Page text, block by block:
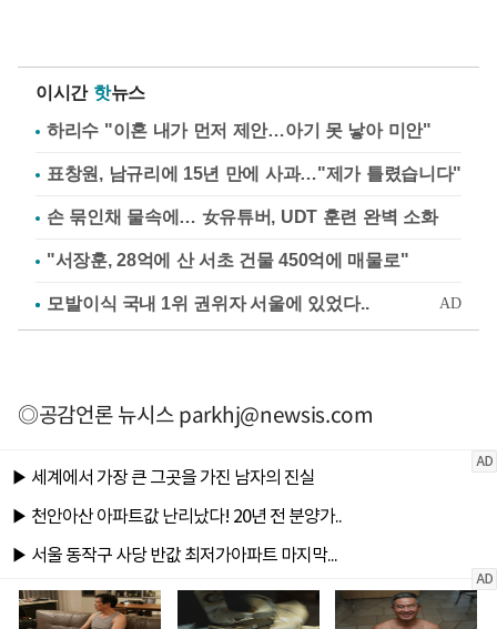
이시간 핫뉴스
하리수 "이혼 내가 먼저 제안…아기 못 낳아 미안"
표창원, 남규리에 15년 만에 사과…"제가 틀렸습니다"
손 묶인채 물속에… 女유튜버, UDT 훈련 완벽 소화
"서장훈, 28억에 산 서초 건물 450억에 매물로"
◎공감언론 뉴시스parkhj@newsis.com